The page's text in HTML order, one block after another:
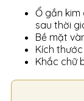
Ổ gắn kim
sau thời
Bề mặt
Kích
Khắc chữ